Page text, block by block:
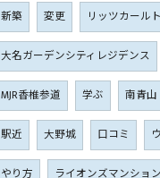
新築 変更 リッツカール
大名ガーデンシティレジデンス
MJR香椎参道 学ぶ 南青山
駅近 大野城 口コミ
やり方 ライオンズマンショ